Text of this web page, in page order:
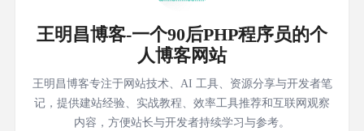
王明昌博客-一个90后PHP程序员的个
人博客网站
王明昌博客专注于网站技术、AI 工具、资源分享与开发者笔
记，提供建站经验、实战教程、效率工具推荐和互联网观察
内容，方便站长与开发者持续学习与参考。